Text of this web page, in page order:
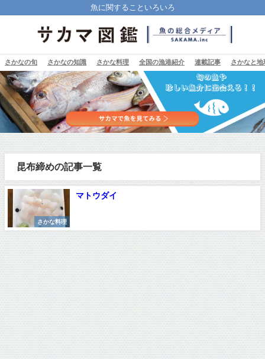
魚に関することいろいろ
さかなの旬 さかなの知識 さかな料理 全国の漁港紹介 連載記事 さかなと地
昆布締めの記事一覧
さかな料理
マトウダイ